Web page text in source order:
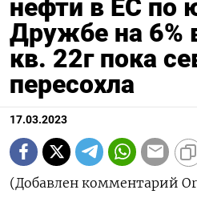
нефти в ЕС по
Дружбе на 6%
кв. 22г пока
пересохла
17.03.2023
(Добавлен комментарий